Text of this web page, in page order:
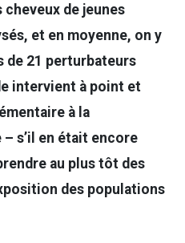
de jeunes
et en moyenne, on y
de 21 perturbateurs
intervient à point et
à la
s’il en était encore
au plus tôt des
des populations